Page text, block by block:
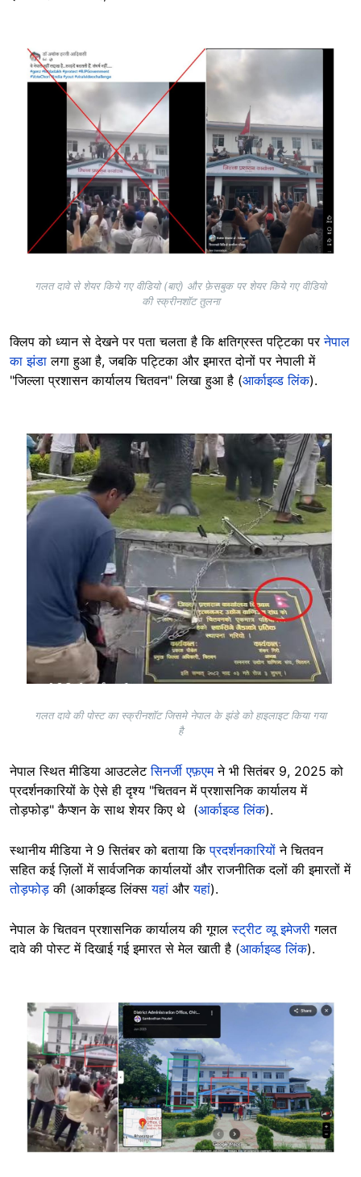
Image
गलत दावे से शेयर किये गए वीडियो (बाएं) और फ़ेसबुक पर शेयर किये गए वीडियो
की स्क्रीनशॉट तुलना
क्लिप को ध्यान से देखने पर पता चलता है कि क्षतिग्रस्त पट्टिका परनेपाल
का झंडा लगा हुआ है, जबकि पट्टिका और इमारत दोनों पर नेपाली में
"जिल्ला प्रशासन कार्यालय चितवन" लिखा हुआ है (आर्काइव्ड लिंक).
Image
गलत दावे की पोस्ट का स्क्रीनशॉट जिसमे नेपाल के झंडे को हाइलाइट किया गया
है
नेपाल स्थित मीडिया आउटलेटसिनर्जी एफ़एमने भी सितंबर 9, 2025 को
प्रदर्शनकारियों के ऐसे ही दृश्य "चितवन में प्रशासनिक कार्यालय में
तोड़फोड़" कैप्शन के साथ शेयर किए थे (आर्काइव्ड लिंक).
स्थानीय मीडिया ने 9 सितंबर को बताया किप्रदर्शनकारियों ने चितवन
सहित कई ज़िलों में सार्वजनिक कार्यालयों और राजनीतिक दलों की इमारतों में
तोड़फोड़ की (आर्काइव्ड लिंक्सयहां औरयहां).
नेपाल के चितवन प्रशासनिक कार्यालय की गूगलस्ट्रीट व्यू इमेजरी गलत
दावे की पोस्ट में दिखाई गई इमारत से मेल खाती है (आर्काइव्ड लिंक).
Image